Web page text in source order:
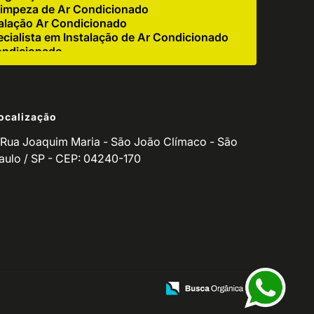
de Ar Condicionado
Ar Condicionado
em Instalação de Ar Condicionado
Ar Condicionado Industrial
Corretiva de Ar Condicionado
para Empresas
de Ar Condicionado Residencial
Equipamento de Refrigeração
Rua Joaquim Maria - São João Clímaco - São
/ SP - CEP: 04240-170